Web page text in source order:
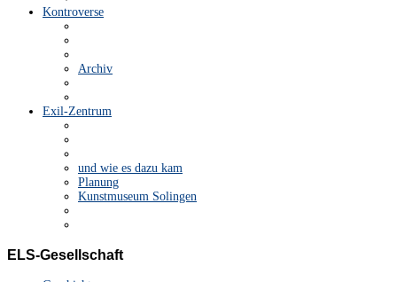
Kontroverse
Archiv
Exil-Zentrum
und wie es dazu kam
Planung
Kunstmuseum Solingen
ELS-Gesellschaft